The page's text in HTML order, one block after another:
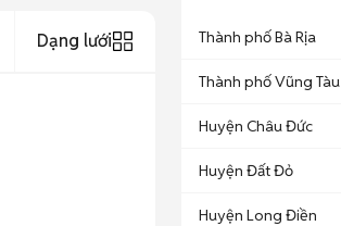
Dạng lưới Thành phố Bà Rịa
Thành phố Vũng Tàu
Huyện Châu Đức
Huyện Đất Đỏ
Huyện Long Điền